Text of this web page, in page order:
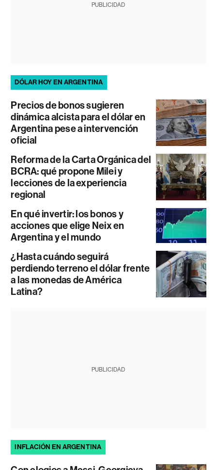
PUBLICIDAD
DÓLAR HOY EN ARGENTINA
Precios de bonos sugieren
dinámica alcista para el dólar en
Argentina pese a intervención
oficial
Reforma de la Carta Orgánica del
BCRA: qué propone Milei y
lecciones de la experiencia
regional
En qué invertir: los bonos y
acciones que elige Neix en
Argentina y el mundo
¿Hasta cuándo seguirá
perdiendo terreno el dólar frente
a las monedas de América
Latina?
PUBLICIDAD
INFLACIÓN EN ARGENTINA